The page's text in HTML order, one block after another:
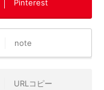
Pinterest
note
URLコピー